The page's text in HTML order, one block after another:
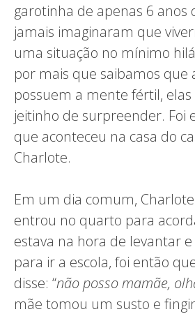
garotinha de apenas 6 anos
jamais imaginaram que
uma situação no mínimo
por mais que saibamos que
possuem a mente fértil,
jeitinho de surpreender. Foi
que aconteceu na casa do
Charlote.
Em um dia comum,
entrou no quarto para
estava na hora de levantar
para ir a escola, foi então
disse: “não posso mamãe,
mãe tomou um susto e